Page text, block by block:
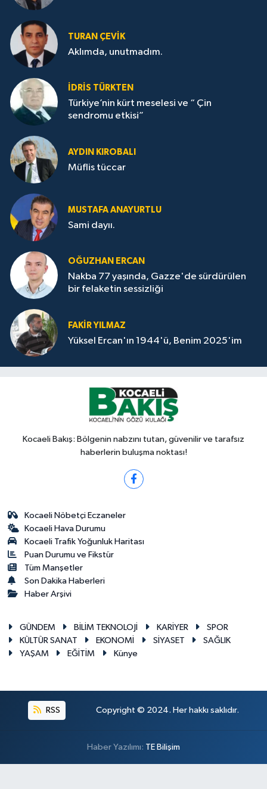
TURAN ÇEVİK
Aklımda, unutmadım.
İDRİS TÜRKTEN
Türkiye’nin kürt meselesi ve “ Çin
sendromu etkisi”
AYDIN KIROBALI
Müflis tüccar
MUSTAFA ANAYURTLU
Sami dayıı.
OĞUZHAN ERCAN
Nakba 77 yaşında, Gazze'de sürdürülen
bir felaketin sessizliği
FAKİR YILMAZ
Yüksel Ercan'ın 1944'ü, Benim 2025'im
Kocaeli Bakış: Bölgenin nabzını tutan, güvenilir ve tarafsız
haberlerin buluşma noktası!
Kocaeli Nöbetçi Eczaneler
Kocaeli Hava Durumu
Kocaeli Trafik Yoğunluk Haritası
Puan Durumu ve Fikstür
Tüm Manşetler
Son Dakika Haberleri
Haber Arşivi
GÜNDEM BİLİM TEKNOLOJİ KARİYER
SPOR
KÜLTÜR SANAT
EKONOMİ SİYASET
SAĞLIK
YAŞAM
EĞİTİM Künye
RSS Copyright © 2024. Her hakkı saklıdır.
Haber Yazılımı: TE Bilişim